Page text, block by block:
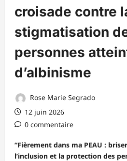
croisade contre
stigmatisation
personnes
d’albinisme
Rose Marie Segrado
12 juin 2026
0 commentaire
“Fièrement dans ma PEAU :
l’inclusion et la protection des